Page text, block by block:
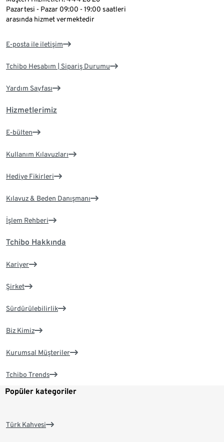
Pazartesi - Pazar 09:00 - 19:00 saatleri
arasında hizmet vermektedir
E-posta ile iletişim
Tchibo Hesabım | Sipariş Durumu
Yardım Sayfası
Hizmetlerimiz
E-bülten
Kullanım Kılavuzları
Hediye Fikirleri
Kılavuz & Beden Danışmanı
İşlem Rehberi
Tchibo Hakkında
Kariyer
Şirket
Sürdürülebilirlik
Biz Kimiz
Kurumsal Müşteriler
Tchibo Trends
Popüler kategoriler
Türk Kahvesi